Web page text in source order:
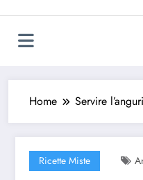
Home Servire
Ricette Miste